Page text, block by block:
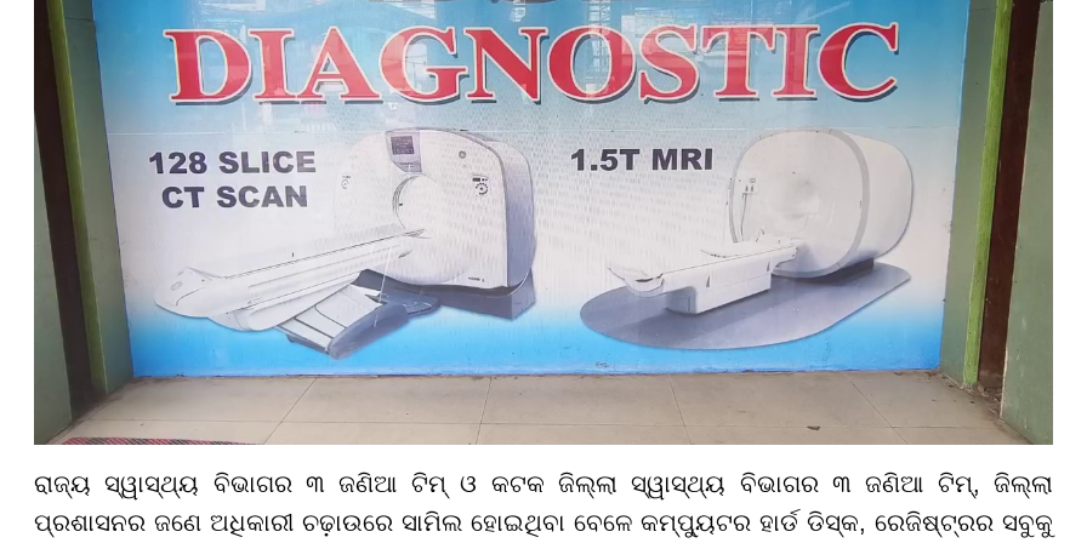
ରାଜ୍ୟ ସ୍ୱାସ୍ଥ୍ୟ ବିଭାଗର ୩ ଜଣିଆ ଟିମ୍ ଓ କଟକ ଜିଲ୍ଲା ସ୍ୱାସ୍ଥ୍ୟ ବିଭାଗର ୩ ଜଣିଆ ଟିମ୍, ଜିଲ୍ଲା
ପ୍ରଶାସନର ଜଣେ ଅଧିକାରୀ ଚଢ଼ାଉରେ ସାମିଲ ହୋଇଥିବା ବେଳେ କମ୍ପ୍ୟୁଟର ହାର୍ଡ ଡିସ୍କ, ରେଜିଷ୍ଟ୍ରର ସବୁକୁ